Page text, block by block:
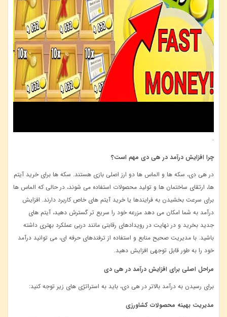
.
چرا افزایش درآمد در هی دی مهم است؟
در هی دی، سکه ‌ها و الماس ‌ها دو ارز اصلی بازی هستند. سکه ‌ها برای خرید آیتم‌
ها، ارتقای ساختمان ‌ها و تولید محصولات استفاده می ‌شوند، در حالی که الماس ‌ها
برای سرعت بخشیدن به فرایندها یا خرید آیتم ‌های خاص کاربرد دارند. افزایش
درآمد به شما امکان می ‌دهد مزرعه خود را سریع ‌تر گسترش دهید، آیتم ‌های
جدید بخرید و در نهایت در رویدادهای رقابتی مانند دربی عملکرد بهتری داشته
باشید. با مدیریت صحیح منابع و استفاده از ترفندهای حرفه ‌ای، می ‌توانید درآمد
خود را به طور قابل ‌توجهی افزایش دهید.
مراحل اصلی برای افزایش درآمد در هی دی
برای رسیدن به درآمد بالاتر در هی دی، باید به استراتژی ‌های زیر توجه کنید:
مدیریت بهینه محصولات کشاورزی